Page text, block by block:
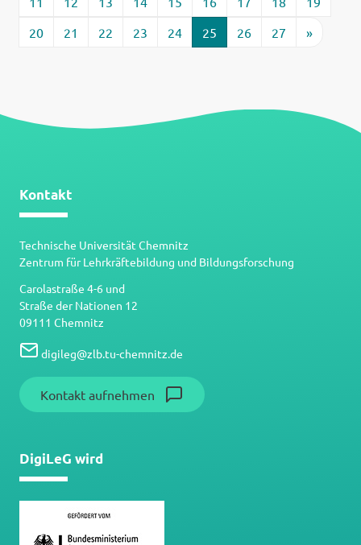
20
21 22 23 24 25 26 27 »
Kontakt
Technische Universität Chemnitz
Zentrum für Lehrkräftebildung und Bildungsforschung
Carolastraße 4-6 und
Straße der Nationen 12
09111 Chemnitz
digileg@zlb.tu-chemnitz.de
Kontakt aufnehmen
DigiLeG wird